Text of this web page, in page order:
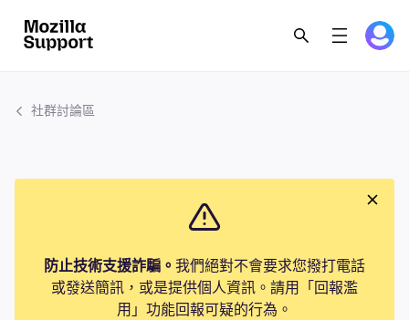
社群討論區
防止技術支援詐騙。 我們絕對不會要求您撥打電話
或發送簡訊，或是提供個人資訊。請用「回報濫
用」功能回報可疑的行為。